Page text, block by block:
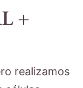
+
realizamos